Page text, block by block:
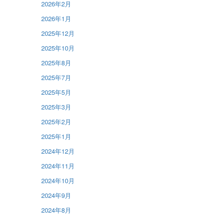
2026年2月
2026年1月
2025年12月
2025年10月
2025年8月
2025年7月
2025年5月
2025年3月
2025年2月
2025年1月
2024年12月
2024年11月
2024年10月
2024年9月
2024年8月